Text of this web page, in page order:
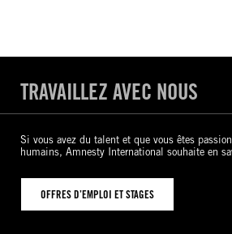
TRAVAILLEZ AVEC NOUS
Si vous avez du talent et que vous êtes
humains, Amnesty International souhaite en
OFFRES D’EMPLOI ET STAGES